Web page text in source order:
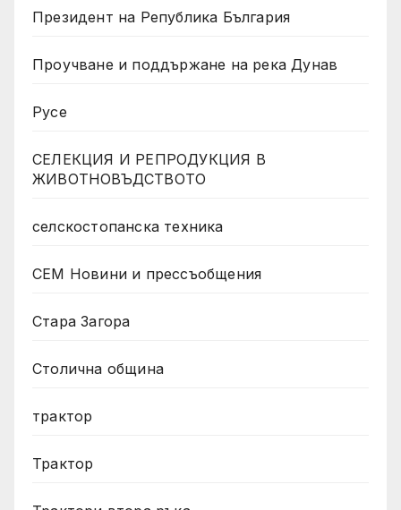
Президент на Република България
Проучване и поддържане на река Дунав
Русе
СЕЛЕКЦИЯ И РЕПРОДУКЦИЯ В
ЖИВОТНОВЪДСТВОТО
селскостопанска техника
СЕМ Новини и прессъобщения
Стара Загора
Столична община
трактор
Трактор